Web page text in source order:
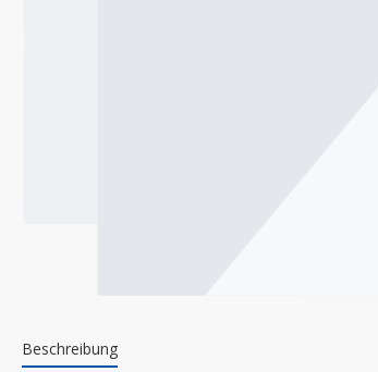
Beschreibung